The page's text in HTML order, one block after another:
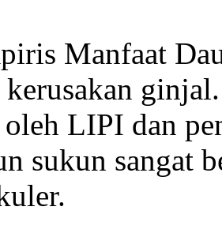
Manfaat
kerusakan
LIPI dan
sukun sangat